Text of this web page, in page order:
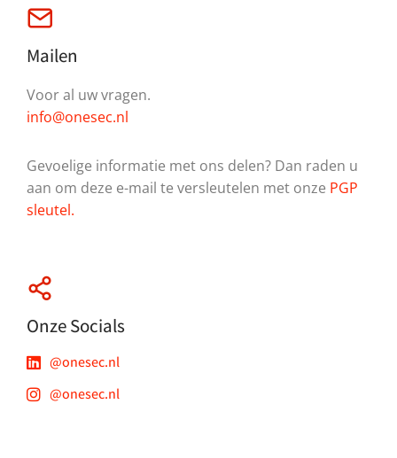
Mailen
Voor al uw vragen.
info@onesec.nl
Gevoelige informatie met ons delen? Dan raden u
aan om deze e-mail te versleutelen met onze PGP
sleutel.
Onze Socials
@onesec.nl
@onesec.nl